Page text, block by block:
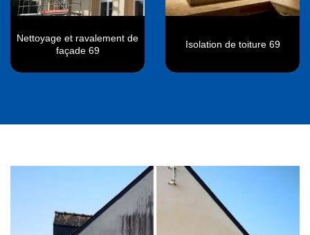
Nettoyage et ravalement de
façade 69
Isolation de toiture 69